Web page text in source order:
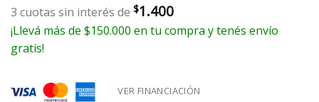
3 cuotas sin interés de $1.400
¡Llevá más de $150.000 en tu compra y tenés envío
gratis!
VER FINANCIACIÓN